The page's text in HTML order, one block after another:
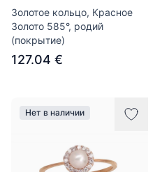
Золотое кольцо, Красное
Золото 585°, родий
(покрытие)
127.04 €
Нет в наличии